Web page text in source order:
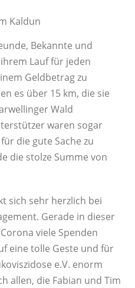
Kaldun
Bekannte und
Lauf für jeden
Geldbetrag zu
es über 15 km, die sie
Wald
waren sogar
die gute Sache zu
die stolze Summe von
sich sehr herzlich bei
Gerade in dieser
viele Spenden
eine tolle Geste und für
e.V. enorm
allen, die Fabian und Tim